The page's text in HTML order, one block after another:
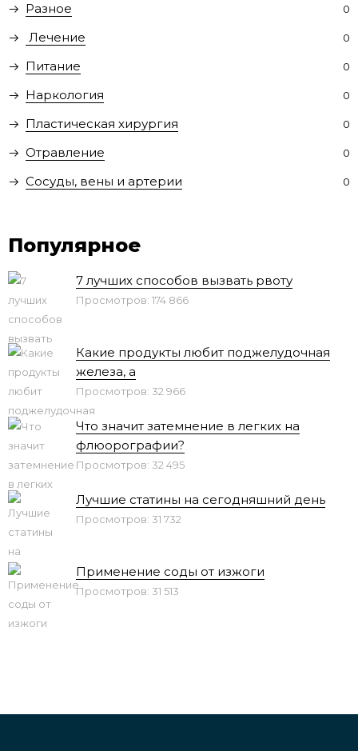
Разное 0
Лечение 0
Питание 0
Наркология 0
Пластическая хирургия 0
Отравление 0
Сосуды, вены и артерии 0
Популярное
7 лучших способов вызвать рвоту
Просмотров: 174 866
Какие продукты любит поджелудочная
железа, а
Просмотров: 32 966
Что значит затемнение в легких на
флюорографии?
Просмотров: 32 495
Лучшие статины на сегодняшний день
Просмотров: 31 732
Применение соды от изжоги
Просмотров: 31 513